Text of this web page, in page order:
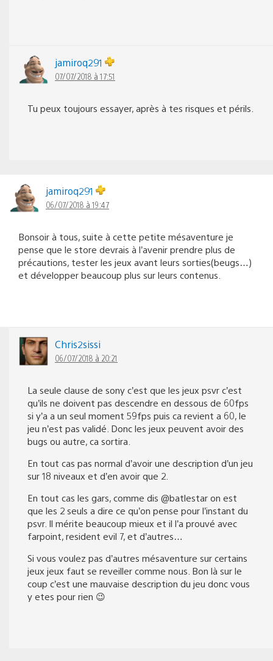
jamiroq291
07/07/2018 à 17:51
Tu peux toujours essayer, après à tes risques et périls.
jamiroq291
06/07/2018 à 19:47
Bonsoir à tous, suite à cette petite mésaventure je
pense que le store devrais à l’avenir prendre plus de
précautions, tester les jeux avant leurs sorties(beugs…)
et développer beaucoup plus sur leurs contenus​.
Chris2sissi
06/07/2018 à 20:21
La seule clause de sony c’est que les jeux psvr c’est
qu’ils ne doivent pas descendre en dessous de 60fps
si y’a a un seul moment 59fps puis ca revient a 60, le
jeu n’est pas validé. Donc les jeux peuvent avoir des
bugs ou autre, ca sortira.
En tout cas pas normal d’avoir une description d’un jeu
sur 18 niveaux et d’en avoir que 2.
En tout cas les gars, comme dis @batlestar on est
que les 2 seuls a dire ce qu’on pense pour l’instant du
psvr. Il mérite beaucoup mieux et il l’a prouvé avec
farpoint, resident evil 7, et d’autres…
Si vous voulez pas d’autres mésaventure sur certains
jeux jeux faut se reveiller comme nous. Bon là sur le
coup c’est une mauvaise description du jeu donc vous
y etes pour rien 😉